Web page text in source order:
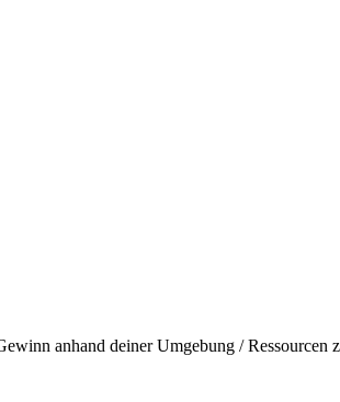
anhand deiner Umgebung / Ressourcen